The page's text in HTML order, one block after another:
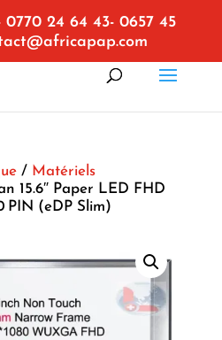
0770 24 64 43- 0657 45
/ Matériels
15.6″ Paper LED FHD
PIN (eDP Slim)